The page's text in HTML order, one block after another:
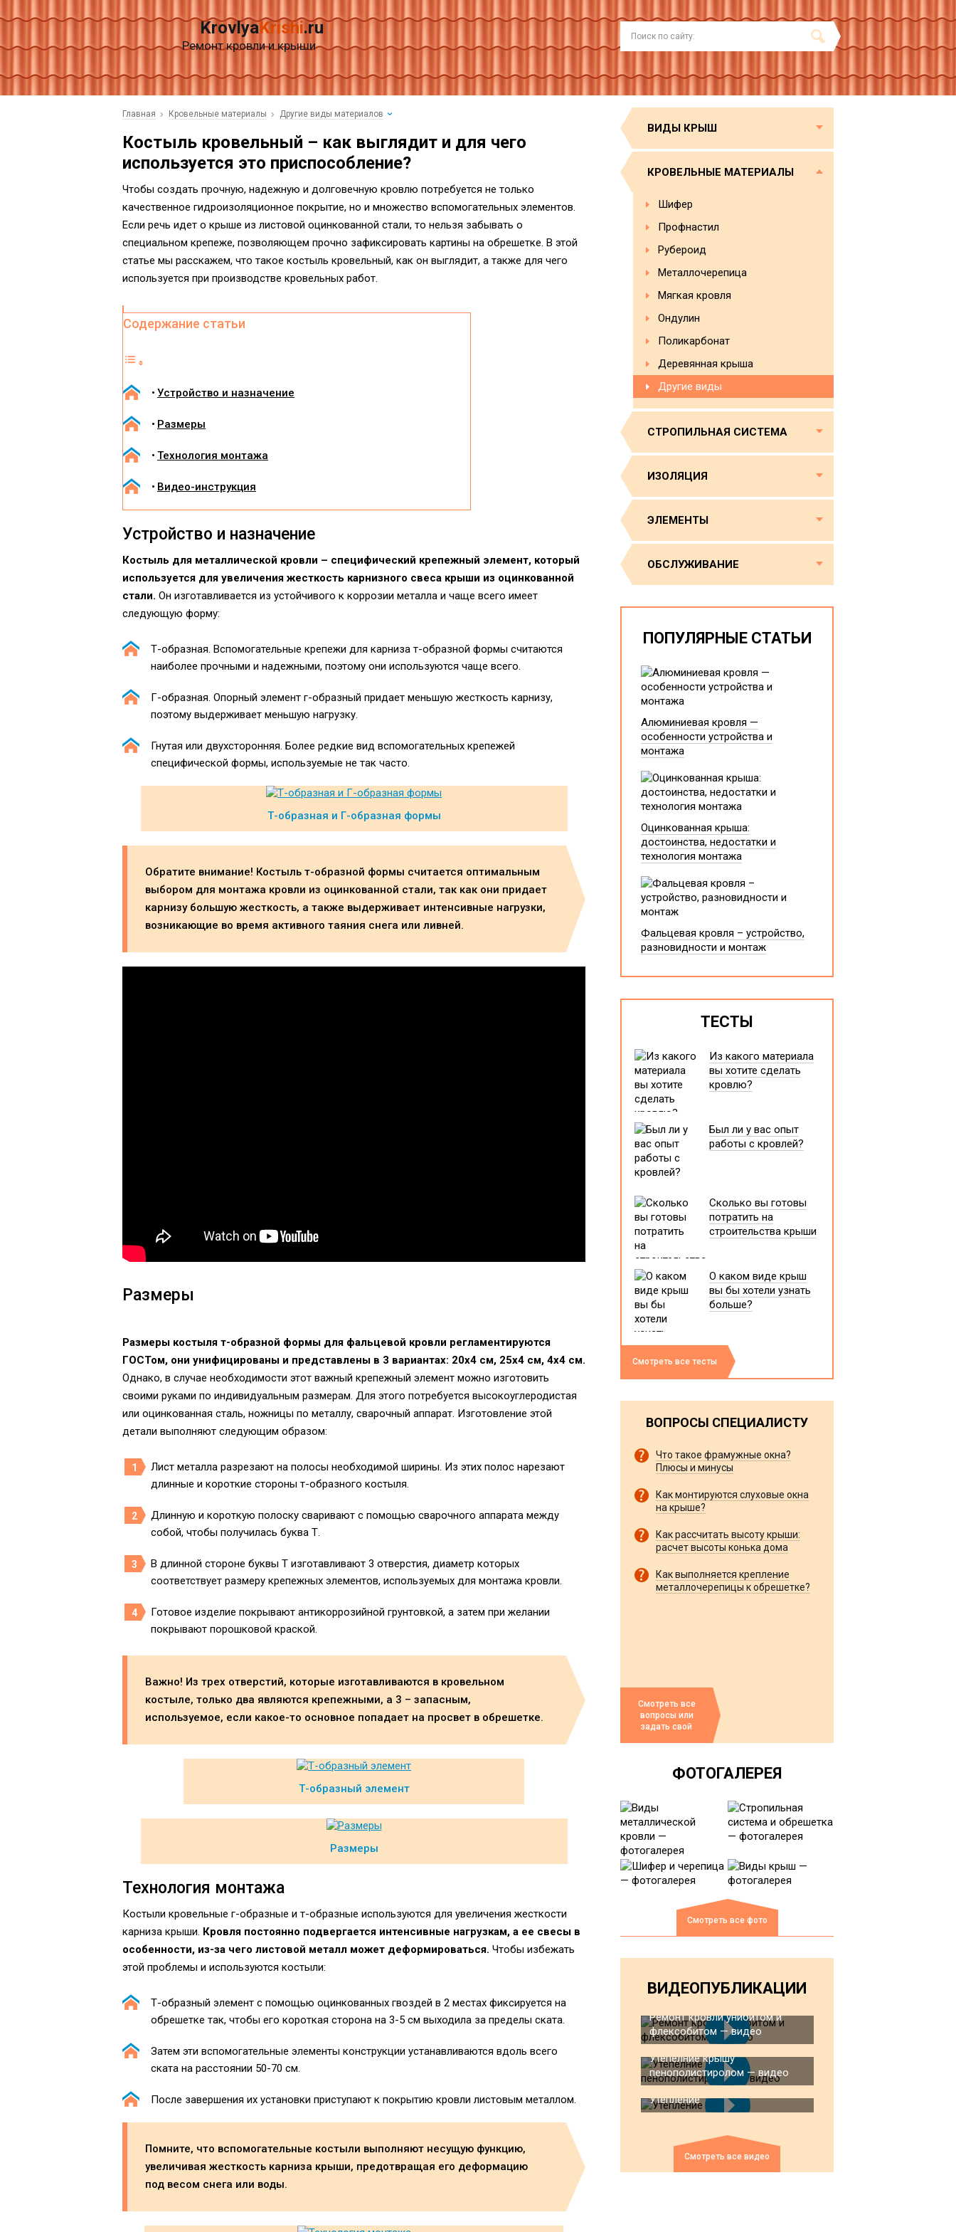
KrovlyaKrishi.ru
Ремонт кровли и крыши
Главная Кровельные материалы Другие виды материалов
Костыль кровельный – как выглядит и для чего
используется это приспособление?
Чтобы создать прочную, надежную и долговечную кровлю потребуется не только
качественное гидроизоляционное покрытие, но и множество вспомогательных элементов.
Если речь идет о крыше из листовой оцинкованной стали, то нельзя забывать о
специальном крепеже, позволяющем прочно зафиксировать картины на обрешетке. В этой
статье мы расскажем, что такое костыль кровельный, как он выглядит, а также для чего
используется при производстве кровельных работ.
Содержание статьи
Устройство и назначение
Размеры
Технология монтажа
Видео-инструкция
Устройство и назначение
Костыль для металлической кровли – специфический крепежный элемент, который
используется для увеличения жесткость карнизного свеса крыши из оцинкованной
стали. Он изготавливается из устойчивого к коррозии металла и чаще всего имеет
следующую форму:
Т-образная. Вспомогательные крепежи для карниза т-образной формы считаются
наиболее прочными и надежными, поэтому они используются чаще всего.
Г-образная. Опорный элемент г-образный придает меньшую жесткость карнизу,
поэтому выдерживает меньшую нагрузку.
Гнутая или двухсторонняя. Более редкие вид вспомогательных крепежей
специфической формы, используемые не так часто.
Т-образная и Г-образная формы
Обратите внимание! Костыль т-образной формы считается оптимальным
выбором для монтажа кровли из оцинкованной стали, так как они придает
карнизу большую жесткость, а также выдерживает интенсивные нагрузки,
возникающие во время активного таяния снега или ливней.
Размеры
Размеры костыля т-образной формы для фальцевой кровли регламентируются
ГОСТом, они унифицированы и представлены в 3 вариантах: 20х4 см, 25х4 см, 4х4 см.
Однако, в случае необходимости этот важный крепежный элемент можно изготовить
своими руками по индивидуальным размерам. Для этого потребуется высокоуглеродистая
или оцинкованная сталь, ножницы по металлу, сварочный аппарат. Изготовление этой
детали выполняют следующим образом:
Лист металла разрезают на полосы необходимой ширины. Из этих полос нарезают
длинные и короткие стороны т-образного костыля.
Длинную и короткую полоску сваривают с помощью сварочного аппарата между
собой, чтобы получилась буква Т.
В длинной стороне буквы Т изготавливают 3 отверстия, диаметр которых
соответствует размеру крепежных элементов, используемых для монтажа кровли.
Готовое изделие покрывают антикоррозийной грунтовкой, а затем при желании
покрывают порошковой краской.
Важно! Из трех отверстий, которые изготавливаются в кровельном
костыле, только два являются крепежными, а 3 – запасным,
используемое, если какое-то основное попадает на просвет в обрешетке.
Т-образный элемент
Размеры
Технология монтажа
Костыли кровельные г-образные и т-образные используются для увеличения жесткости
карниза крыши. Кровля постоянно подвергается интенсивные нагрузкам, а ее свесы в
особенности, из-за чего листовой металл может деформироваться. Чтобы избежать
этой проблемы и используются костыли:
Т-образный элемент с помощью оцинкованных гвоздей в 2 местах фиксируется на
обрешетке так, чтобы его короткая сторона на 3-5 см выходила за пределы ската.
Затем эти вспомогательные элементы конструкции устанавливаются вдоль всего
ската на расстоянии 50-70 см.
После завершения их установки приступают к покрытию кровли листовым металлом.
Помните, что вспомогательные костыли выполняют несущую функцию,
увеличивая жесткость карниза крыши, предотвращая его деформацию
под весом снега или воды.
ВИДЫ КРЫШ
КРОВЕЛЬНЫЕ МАТЕРИАЛЫ
Шифер
Профнастил
Рубероид
Металлочерепица
Мягкая кровля
Ондулин
Поликарбонат
Деревянная крыша
Другие виды
СТРОПИЛЬНАЯ СИСТЕМА
ИЗОЛЯЦИЯ
ЭЛЕМЕНТЫ
ОБСЛУЖИВАНИЕ
ПОПУЛЯРНЫЕ СТАТЬИ
Алюминиевая кровля —
особенности устройства и
монтажа
Оцинкованная крыша:
достоинства, недостатки и
технология монтажа
Фальцевая кровля – устройство,
разновидности и монтаж
ТЕСТЫ
Из какого материала
вы хотите сделать
кровлю?
Был ли у вас опыт
работы с кровлей?
Сколько вы готовы
потратить на
строительства крыши
О каком виде крыш
вы бы хотели узнать
больше?
Смотреть все тесты
ВОПРОСЫ СПЕЦИАЛИСТУ
Что такое фрамужные окна?
Плюсы и минусы
Как монтируются слуховые окна
на крыше?
Как рассчитать высоту крыши:
расчет высоты конька дома
Как выполняется крепление
металлочерепицы к обрешетке?
Смотреть все
вопросы или
задать свой
ФОТОГАЛЕРЕЯ
Смотреть все фото
ВИДЕОПУБЛИКАЦИИ
Ремонт кровли унибитом и
флексобитом — видео
Утепелние крышу
пенополистиролом — видео
Утепление
Смотреть все видео